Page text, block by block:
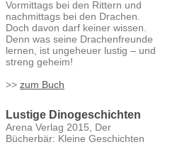
Vormittags bei den Rittern und
nachmittags bei den Drachen.
Doch davon darf keiner wissen.
Denn was seine Drachenfreunde
lernen, ist ungeheuer lustig – und
streng geheim!
>> zum Buch
Lustige Dinogeschichten
Arena Verlag 2015, Der
Bücherbär: Kleine Geschichten